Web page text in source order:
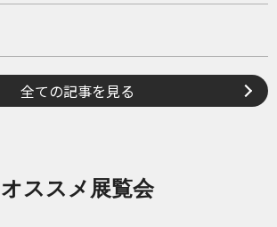
全ての記事を見る
オススメ展覧会